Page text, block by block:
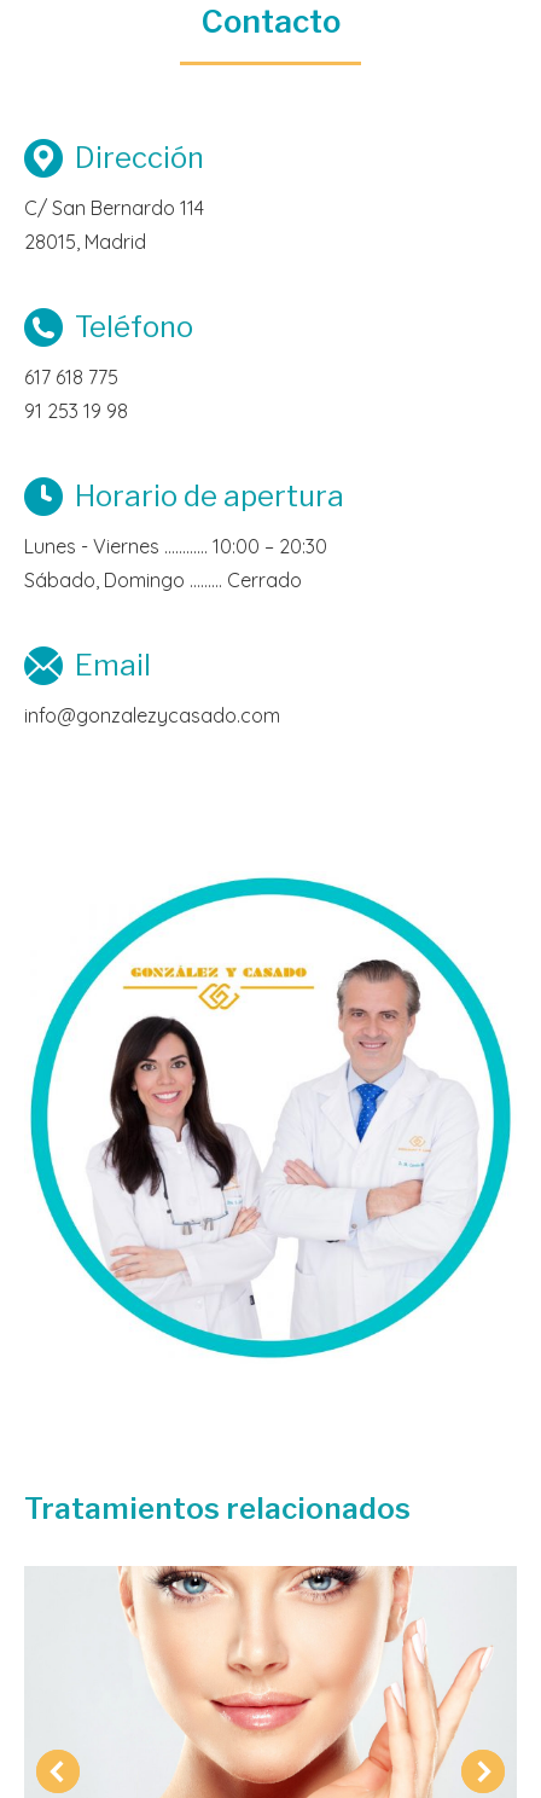
Contacto
Dirección
C/ San Bernardo 114
28015, Madrid
Teléfono
617 618 775
91 253 19 98
Horario de apertura
Lunes - Viernes ………… 10:00 – 20:30
Sábado, Domingo ……… Cerrado
Email
info@gonzalezycasado.com
Tratamientos relacionados